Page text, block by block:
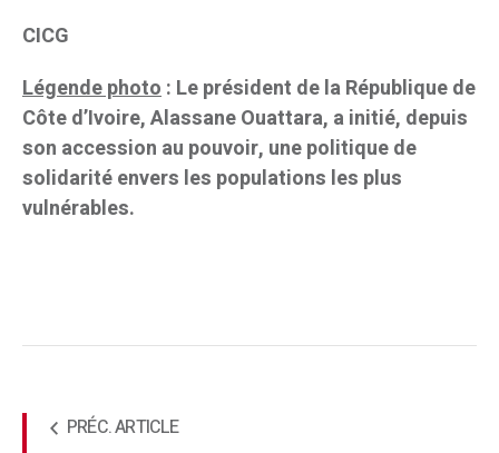
CICG
Légende photo: Le président de la République de
Côte d’Ivoire, Alassane Ouattara, a initié, depuis
son accession au pouvoir, une politique de
solidarité envers les populations les plus
vulnérables.
PRÉC. ARTICLE